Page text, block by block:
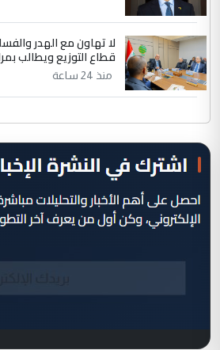
لا تهاون مع الهدر
قطاع التوزيع ويطالب
منذ 24 ساعة